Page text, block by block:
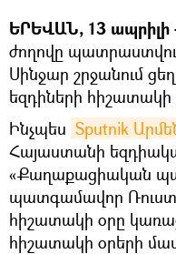
ԵՐԵՎԱՆ, 13 ապրիլի
ժողովը
Սինջար շրջանում
եզդիների հիշատակի
Ինչպես Sputnik
Հայաստանի
«Քաղաքացիական
պատգամավոր
հիշատակի օրը
հիշատակի օրերի